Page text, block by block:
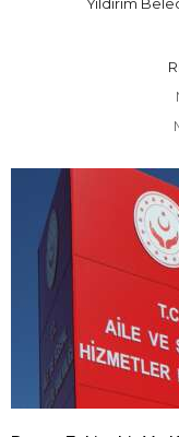
Yıldırım